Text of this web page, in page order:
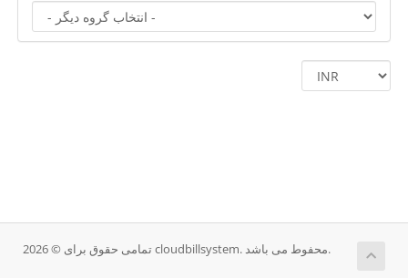
تمامی حقوق برای © 2026 cloudbillsystem. محفوط می باشد.